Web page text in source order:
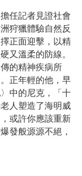
任記者見證社會
狩獵體驗自然反
正面迎擊，以精
又溫柔的防線。
的精神疾病所
正年輕的他，早
中的尼克，「十
人塑造了海明威
或許你應該重新
發般源源不絕，